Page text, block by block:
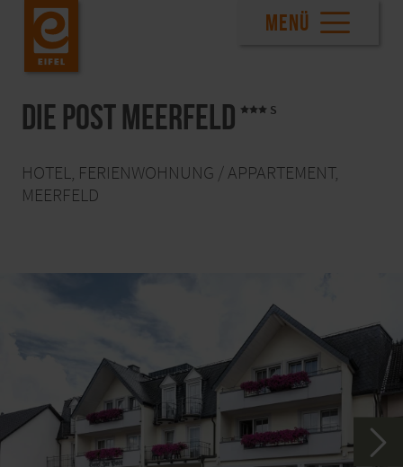
MENÜ
die post meerfeld
HOTEL, FERIENWOHNUNG / APPARTEMENT,
MEERFELD